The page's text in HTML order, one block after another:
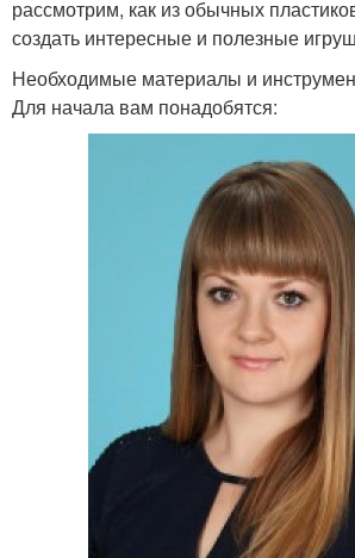
рассмотрим, как из обычных
создать интересные и полезные
Необходимые материалы и
Для начала вам понадобятся: